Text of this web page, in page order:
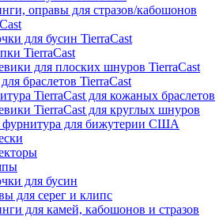
оправы для стразов/кабошонов
для бусин TierraCast
TierraCast
для плоских шнуров TierraCast
браслетов TierraCast
TierraCast для кожаных браслетов
TierraCast для круглых шнуров
для бижутерии США
для бусин
для серег и клипс
для камей, кабошонов и стразов